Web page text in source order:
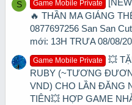
S Game Mobile Private
🔥 THẦN MA GIÁNG
0877697256 San San
mới: 13H TRƯA 08/08/
Game Mobile Private
💥
RUBY (~TƯƠNG
VND) CHO LẦN ĐĂNG
TIÊN💥 HỢP GAME